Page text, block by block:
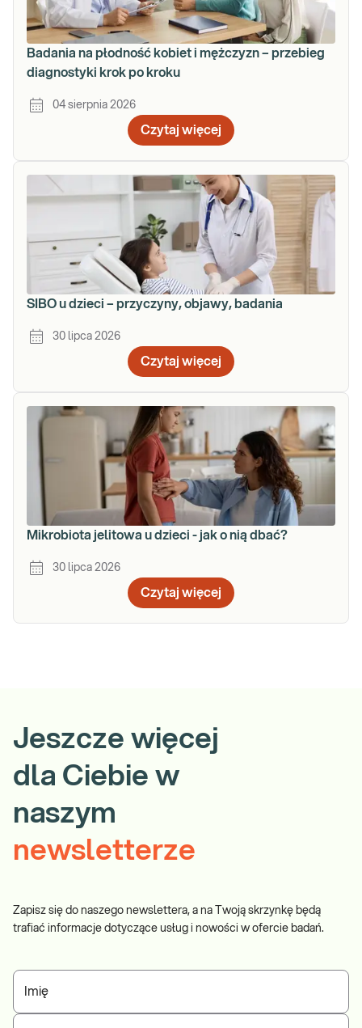
Badania na płodność kobiet i mężczyzn – przebieg
diagnostyki krok po kroku
04 sierpnia 2026
Czytaj więcej
SIBO u dzieci – przyczyny, objawy, badania
30 lipca 2026
Czytaj więcej
Mikrobiota jelitowa u dzieci - jak o nią dbać?
30 lipca 2026
Czytaj więcej
Jeszcze więcej
dla Ciebie w
naszym
newsletterze
Zapisz się do naszego newslettera, a na Twoją skrzynkę będą
trafiać informacje dotyczące usług i nowości w ofercie badań.
Imię